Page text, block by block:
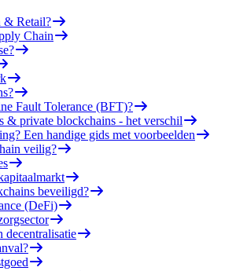
& Retail?
Chain
Fault Tolerance (BFT)?
& private blockchains - het verschil
Een handige gids met voorbeelden
veilig?
beveiligd?
(DeFi)
decentralisatie